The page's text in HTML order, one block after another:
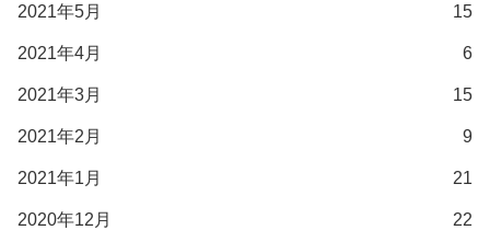
2021年5月 15
2021年4月 6
2021年3月 15
2021年2月 9
2021年1月 21
2020年12月 22